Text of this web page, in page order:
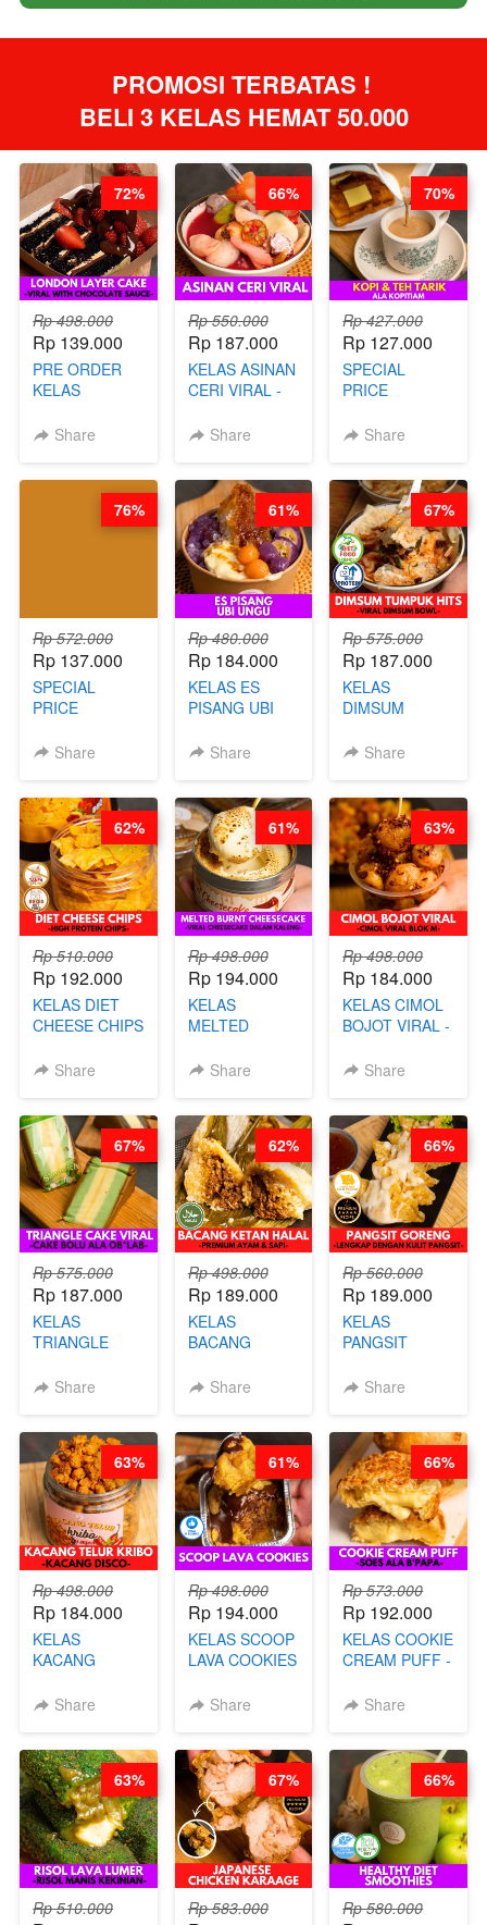
PROMOSI TERBATAS !
BELI 3 KELAS HEMAT 50.000
Rp 498.000
Rp 139.000
PRE ORDER
KELAS
LAYER CAKE -
SAUCE- BY
(TAYANG 18
Share
72%
Rp 550.000
Rp 187.000
KELAS ASINAN
CERI VIRAL -
Share
66%
Rp 427.000
Rp 127.000
SPECIAL
PRICE
KELAS KOPI &
BARISTA
ARISUDANA
(TANGGAL 10
AGS HARGA
NAIK! )
Share
70%
Rp 572.000
Rp 137.000
SPECIAL
PRICE
KELAS CAKWE
DITA
(TANGGAL 10
AGS HARGA
NAIK! )
Share
76%
Rp 480.000
Rp 184.000
KELAS ES
PISANG UBI
CHEF DITA
Share
61%
Rp 575.000
Rp 187.000
KELAS
DIMSUM
- VIRAL
STEPHANIE
Share
67%
Rp 510.000
Rp 192.000
KELAS DIET
CHEESE CHIPS
PROTEIN
Share
62%
Rp 498.000
Rp 194.000
KELAS
MELTED
CHEESECAKE -
DALAM
KALENG-BY
CHEF DITA
Share
61%
Rp 498.000
Rp 184.000
KELAS CIMOL
BOJOT VIRAL -
BLOK M -BY
JUNI)
Share
63%
Rp 575.000
Rp 187.000
KELAS
TRIANGLE
CAKE BOLU
Share
67%
Rp 498.000
Rp 189.000
KELAS
BACANG
PREMIUM
Share
62%
Rp 560.000
Rp 189.000
KELAS
PANGSIT
LENGKAP
PANGSIT -BY
CHEF DITA
Share
66%
Rp 498.000
Rp 184.000
KELAS
KACANG
KACANG
Share
63%
Rp 498.000
Rp 194.000
KELAS SCOOP
LAVA COOKIES
Share
61%
Rp 573.000
Rp 192.000
KELAS COOKIE
CREAM PUFF -
B’PAPA-BY
Share
66%
Rp 510.000
63%
Rp 583.000
67%
Rp 580.000
66%